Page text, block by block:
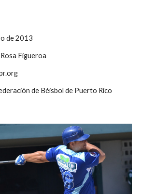
de 2013
Figueroa
de Béisbol de Puerto Rico